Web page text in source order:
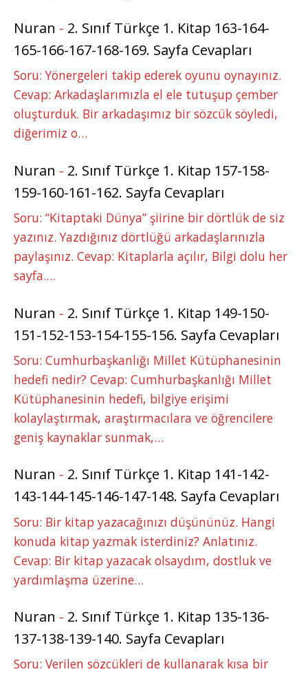
Nuran - 2. Sınıf Türkçe 1. Kitap 163-164-
165-166-167-168-169. Sayfa Cevapları
Soru: Yönergeleri takip ederek oyunu oynayınız.
Cevap: Arkadaşlarımızla el ele tutuşup çember
oluşturduk. Bir arkadaşımız bir sözcük söyledi,
diğerimiz o…
Nuran - 2. Sınıf Türkçe 1. Kitap 157-158-
159-160-161-162. Sayfa Cevapları
Soru: “Kitaptaki Dünya” şiirine bir dörtlük de siz
yazınız. Yazdığınız dörtlüğü arkadaşlarınızla
paylaşınız. Cevap: Kitaplarla açılır, Bilgi dolu her
sayfa.…
Nuran - 2. Sınıf Türkçe 1. Kitap 149-150-
151-152-153-154-155-156. Sayfa Cevapları
Soru: Cumhurbaşkanlığı Millet Kütüphanesinin
hedefi nedir? Cevap: Cumhurbaşkanlığı Millet
Kütüphanesinin hedefi, bilgiye erişimi
kolaylaştırmak, araştırmacılara ve öğrencilere
geniş kaynaklar sunmak,…
Nuran - 2. Sınıf Türkçe 1. Kitap 141-142-
143-144-145-146-147-148. Sayfa Cevapları
Soru: Bir kitap yazacağınızı düşününüz. Hangi
konuda kitap yazmak isterdiniz? Anlatınız.
Cevap: Bir kitap yazacak olsaydım, dostluk ve
yardımlaşma üzerine…
Nuran - 2. Sınıf Türkçe 1. Kitap 135-136-
137-138-139-140. Sayfa Cevapları
Soru: Verilen sözcükleri de kullanarak kısa bir